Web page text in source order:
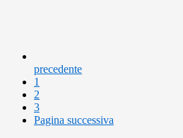
precedente
1
2
3
Pagina successiva